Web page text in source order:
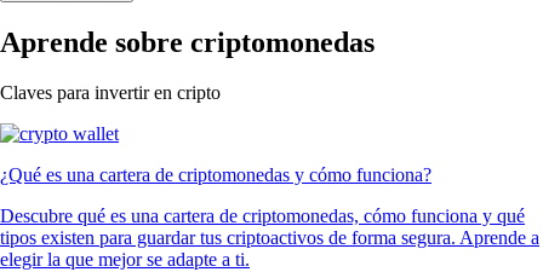
Aprende sobre criptomonedas
Claves para invertir en cripto
¿Qué es una cartera de criptomonedas y cómo funciona?
Descubre qué es una cartera de criptomonedas, cómo funciona y qué
tipos existen para guardar tus criptoactivos de forma segura. Aprende a
elegir la que mejor se adapte a ti.